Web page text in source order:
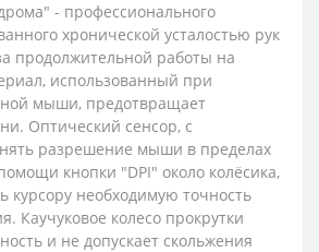
- профессионального
хронической усталостью рук
продолжительной работы на
использованный при
мыши, предотвращает
Оптический сенсор, с
разрешение мыши в пределах
кнопки "DPI" около колёсика,
курсору необходимую точность
Каучуковое колесо прокрутки
и не допускает скольжения